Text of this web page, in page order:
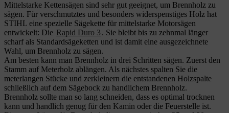
Mittelstarke Kettensägen sind sehr gut geeignet, um Brennholz zu
sägen. Für verschmutztes und besonders widerspenstiges Holz hat
STIHL eine spezielle Sägekette für mittelstarke Motorsägen
entwickelt: Die Rapid Duro 3 . Sie bleibt bis zu zehnmal länger
scharf als Standardsägeketten und ist damit eine ausgezeichnete
Wahl, um Brennholz zu sägen.
Am besten kann man Brennholz in drei Schritten sägen. Zuerst den
Stamm auf Meterholz ablängen. Als nächstes spalten Sie die
meterlangen Stücke und zerkleinern die entstandenen Holzspalte
schließlich auf dem Sägebock zu handlichem Brennholz.
Brennholz sollte man so lang schneiden, dass es optimal trocknen
kann und handlich genug für den Kamin oder die Feuerstelle ist.